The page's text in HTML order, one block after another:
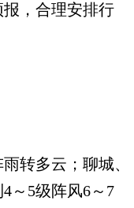
，合理安排行
转多云；聊城、
～5级阵风6～7